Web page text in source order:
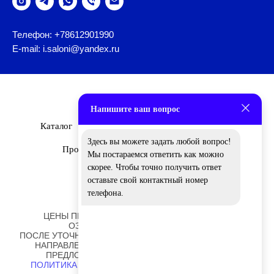
Телефон: +78612901990
E-mail: i.saloni@yandex.ru
Каталог Бренды О Нас Дизайнеры
Проекты
ЦЕНЫ ПРЕДСТАВЛЕННЫЕ НА САЙТЕ НОСЯТ
ОЗНАКОМИТЕЛЬНЫЙ ХАРАКТЕР!
ПОСЛЕ УТОЧНЕНИЯ ОТДЕЛОК И РАЗМЕРОВ ВАМ БУДЕТ
НАПРАВЛЕНО ПЕРСОНАЛЬНОЕ КОММЕРЧЕСКОЕ
ПРЕДЛОЖЕНИЕ ОТ НАШИХ СОТРУДНИКОВ.
ПОЛИТИКА ОБРАБОТКИ ПЕРСОНАЛЬНЫХ ДАННЫХ
Напишите ваш вопрос
Здесь вы можете задать любой вопрос!
Мы постараемся ответить как можно
скорее. Чтобы точно получить ответ
оставьте свой контактный номер
телефона.